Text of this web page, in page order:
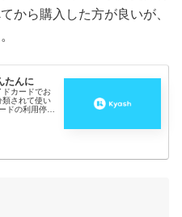
から購入した方が良いが、
たんに
ドカードでお
類されて使い
ドの利用停止